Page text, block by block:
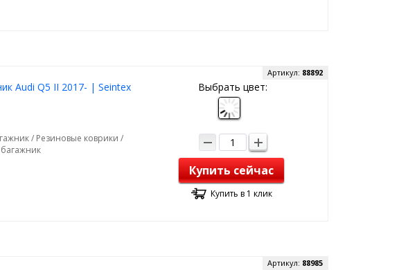
Audi Q5 II 2017- | Seintex
Артикул: 88892
/ Резиновые коврики /
Выбрать цвет:
Купить сейчас
Купить в 1 клик
Артикул: 88985